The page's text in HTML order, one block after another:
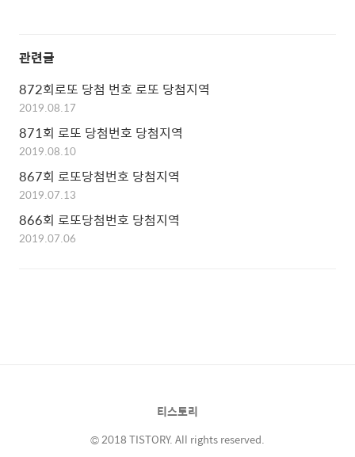
관련글
872회로또 당첨 번호 로또 당첨지역
2019.08.17
871회 로또 당첨번호 당첨지역
2019.08.10
867회 로또당첨번호 당첨지역
2019.07.13
866회 로또당첨번호 당첨지역
2019.07.06
티스토리
© 2018 TISTORY. All rights reserved.